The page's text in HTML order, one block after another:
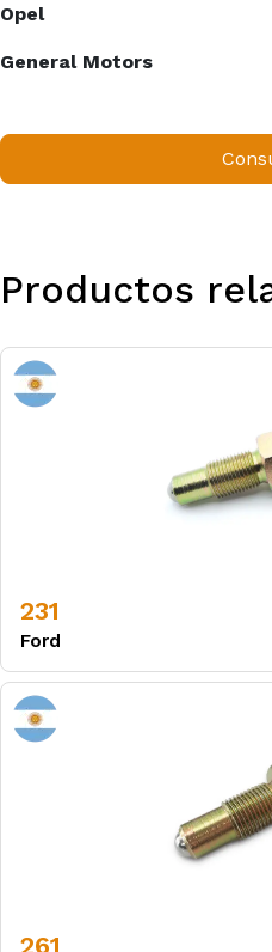
Opel
General Motors
Productos
231
Ford
261